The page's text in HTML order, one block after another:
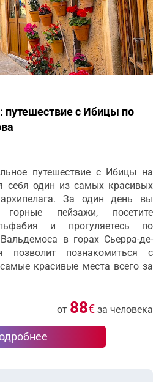
путешествие с Ибицы по
путешествие с Ибицы на
себя один из самых красивых
архипелага. За один день вы
пейзажи, посетите
и прогуляетесь по
в горах Сьерра-де-
позволит познакомиться с
красивые места всего за
от 88€ за человека